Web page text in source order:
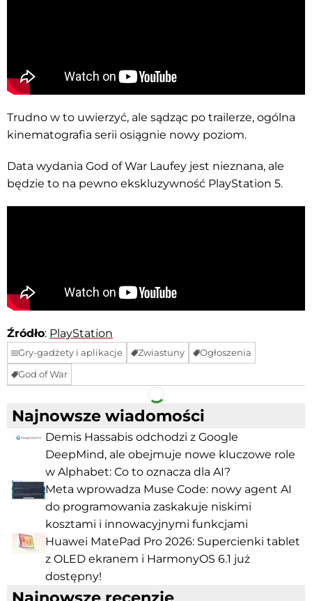
Trudno w to uwierzyć, ale sądząc po trailerze, ogólna
kinematografia serii osiągnie nowy poziom.
Data wydania God of War Laufey jest nieznana, ale
będzie to na pewno ekskluzywność PlayStation 5.
Źródło: PlayStation
Gry-gadżety i aplikacje Zwiastuny
Ogłoszenia
God of War
Facebook Telegram
Najnowsze wiadomości
Demis Hassabis odchodzi z Google
DeepMind, ale obejmuje nowe kluczowe role
w Alphabet: Co to oznacza dla AI?
Meta wprowadza Muse Code: nowy agent AI
do programowania zaskakuje niskimi
kosztami i innowacyjnymi funkcjami
Huawei MatePad Pro 2026: Supercienki tablet
z OLED ekranem i HarmonyOS 6.1 już
dostępny!